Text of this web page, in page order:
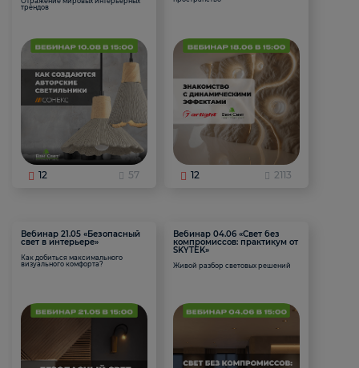
трендов
12 57 12 2113
Вебинар 21.05 «Безопасный
свет в интерьере»
Как добиться максимального
визуального комфорта?
Вебинар 04.06 «Свет без
компромиссов: практикум от
SKYTEK»
Живой разбор световых решений